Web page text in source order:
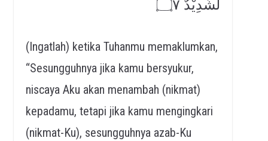
لَشَدِيْدٌ ۝٧
(Ingatlah) ketika Tuhanmu memaklumkan,
“Sesungguhnya jika kamu bersyukur,
niscaya Aku akan menambah (nikmat)
kepadamu, tetapi jika kamu mengingkari
(nikmat-Ku), sesungguhnya azab-Ku